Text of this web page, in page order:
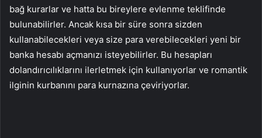
bağ kurarlar ve hatta bu bireylere evlenme teklifinde
bulunabilirler. Ancak kısa bir süre sonra sizden
kullanabilecekleri veya size para verebilecekleri yeni bir
banka hesabı açmanızı isteyebilirler. Bu hesapları
dolandırıcılıklarını ilerletmek için kullanıyorlar ve romantik
ilginin kurbanını para kurnazına çeviriyorlar.